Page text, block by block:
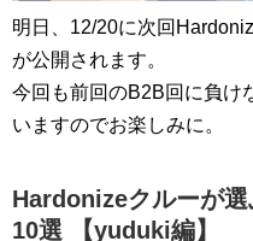
明日、12/20に次回
が公開されます。
今回も前回のB2B回に負け
いますのでお楽しみに。
Hardonizeクルーが
10選 【yuduki編】